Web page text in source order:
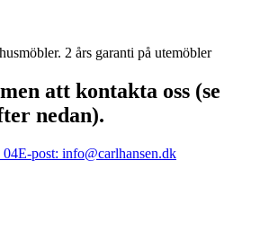
2 års garanti på utemöbler
att kontakta oss (se
nedan).
04E-post: info@carlhansen.dk